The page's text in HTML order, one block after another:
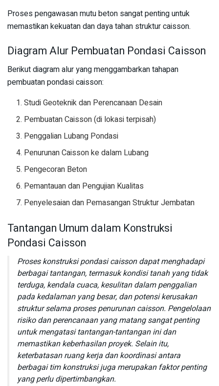
Proses pengawasan mutu beton sangat penting untuk
memastikan kekuatan dan daya tahan struktur caisson.
Diagram Alur Pembuatan Pondasi Caisson
Berikut diagram alur yang menggambarkan tahapan
pembuatan pondasi caisson:
Studi Geoteknik dan Perencanaan Desain
Pembuatan Caisson (di lokasi terpisah)
Penggalian Lubang Pondasi
Penurunan Caisson ke dalam Lubang
Pengecoran Beton
Pemantauan dan Pengujian Kualitas
Penyelesaian dan Pemasangan Struktur Jembatan
Tantangan Umum dalam Konstruksi
Pondasi Caisson
Proses konstruksi pondasi caisson dapat menghadapi
berbagai tantangan, termasuk kondisi tanah yang tidak
terduga, kendala cuaca, kesulitan dalam penggalian
pada kedalaman yang besar, dan potensi kerusakan
struktur selama proses penurunan caisson. Pengelolaan
risiko dan perencanaan yang matang sangat penting
untuk mengatasi tantangan-tantangan ini dan
memastikan keberhasilan proyek. Selain itu,
keterbatasan ruang kerja dan koordinasi antara
berbagai tim konstruksi juga merupakan faktor penting
yang perlu dipertimbangkan.